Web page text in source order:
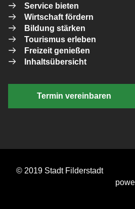
Service bieten
Wirtschaft fördern
Bildung stärken
Tourismus erleben
Freizeit genießen
Inhaltsübersicht
Termin vereinbaren
© 2019 Stadt Filderstadt